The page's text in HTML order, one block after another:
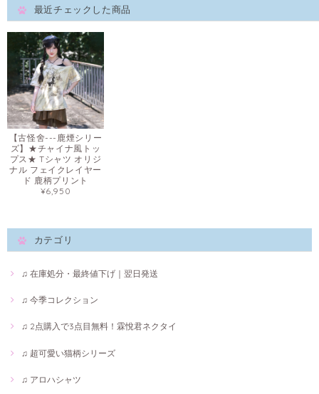
最近チェックした商品
【古怪舍---鹿煙シリー
ズ】★チャイナ風トッ
プス★ Tシャツ オリジ
ナル フェイクレイヤー
ド 鹿柄プリント
¥6,950
カテゴリ
♫ 在庫処分・最終値下げ｜翌日発送
♫ 今季コレクション
♫ 2点購入で3点目無料！霖悅君ネクタイ
♫ 超可愛い猫柄シリーズ
♫ アロハシャツ